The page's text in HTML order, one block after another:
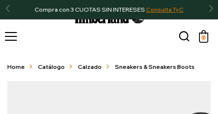
Compra con 3 CUOTAS SIN INTERESES Consulta TyC

Home Catálogo Calzado Sneakers & Sneakers Boots